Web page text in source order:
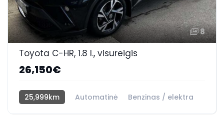
8
Toyota C-HR, 1.8 l., visureigis
26,150€
25,999km Automatinė
Benzinas / elektra